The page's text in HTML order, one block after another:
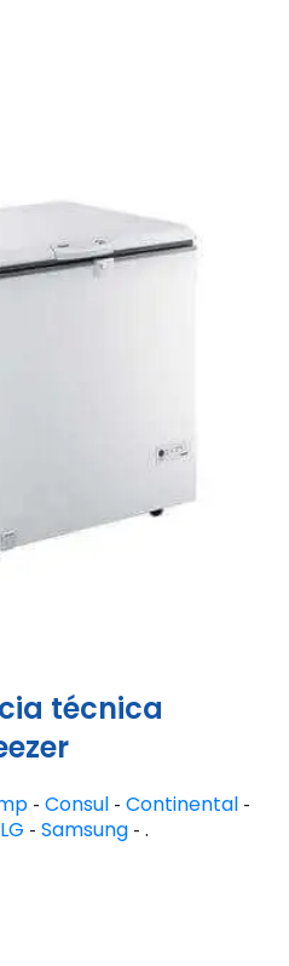
técnica
- Consul - Continental -
LG - Samsung- .